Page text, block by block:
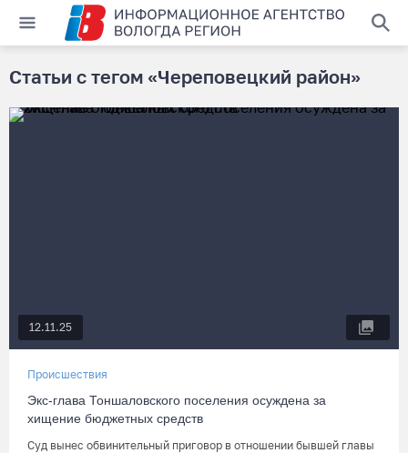
Статьи с тегом «Череповецкий район»
12.11.25
Происшествия
Экс-глава Тоншаловского поселения осуждена за
хищение бюджетных средств
Суд вынес обвинительный приговор в отношении бывшей главы